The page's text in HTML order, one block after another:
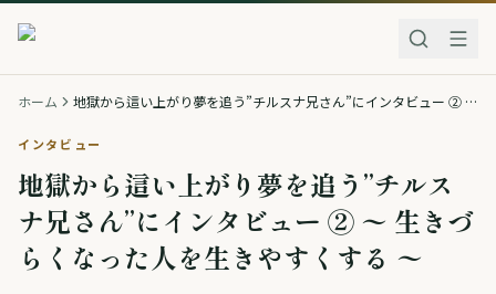
ホーム 地獄から這い上がり夢を追う”チルスナ兄さん”にインタビュー ② 〜 生きづらくなった人を生きやすくする 〜
インタビュー
地獄から這い上がり夢を追う”チルス
ナ兄さん”にインタビュー ② 〜 生きづ
らくなった人を生きやすくする 〜